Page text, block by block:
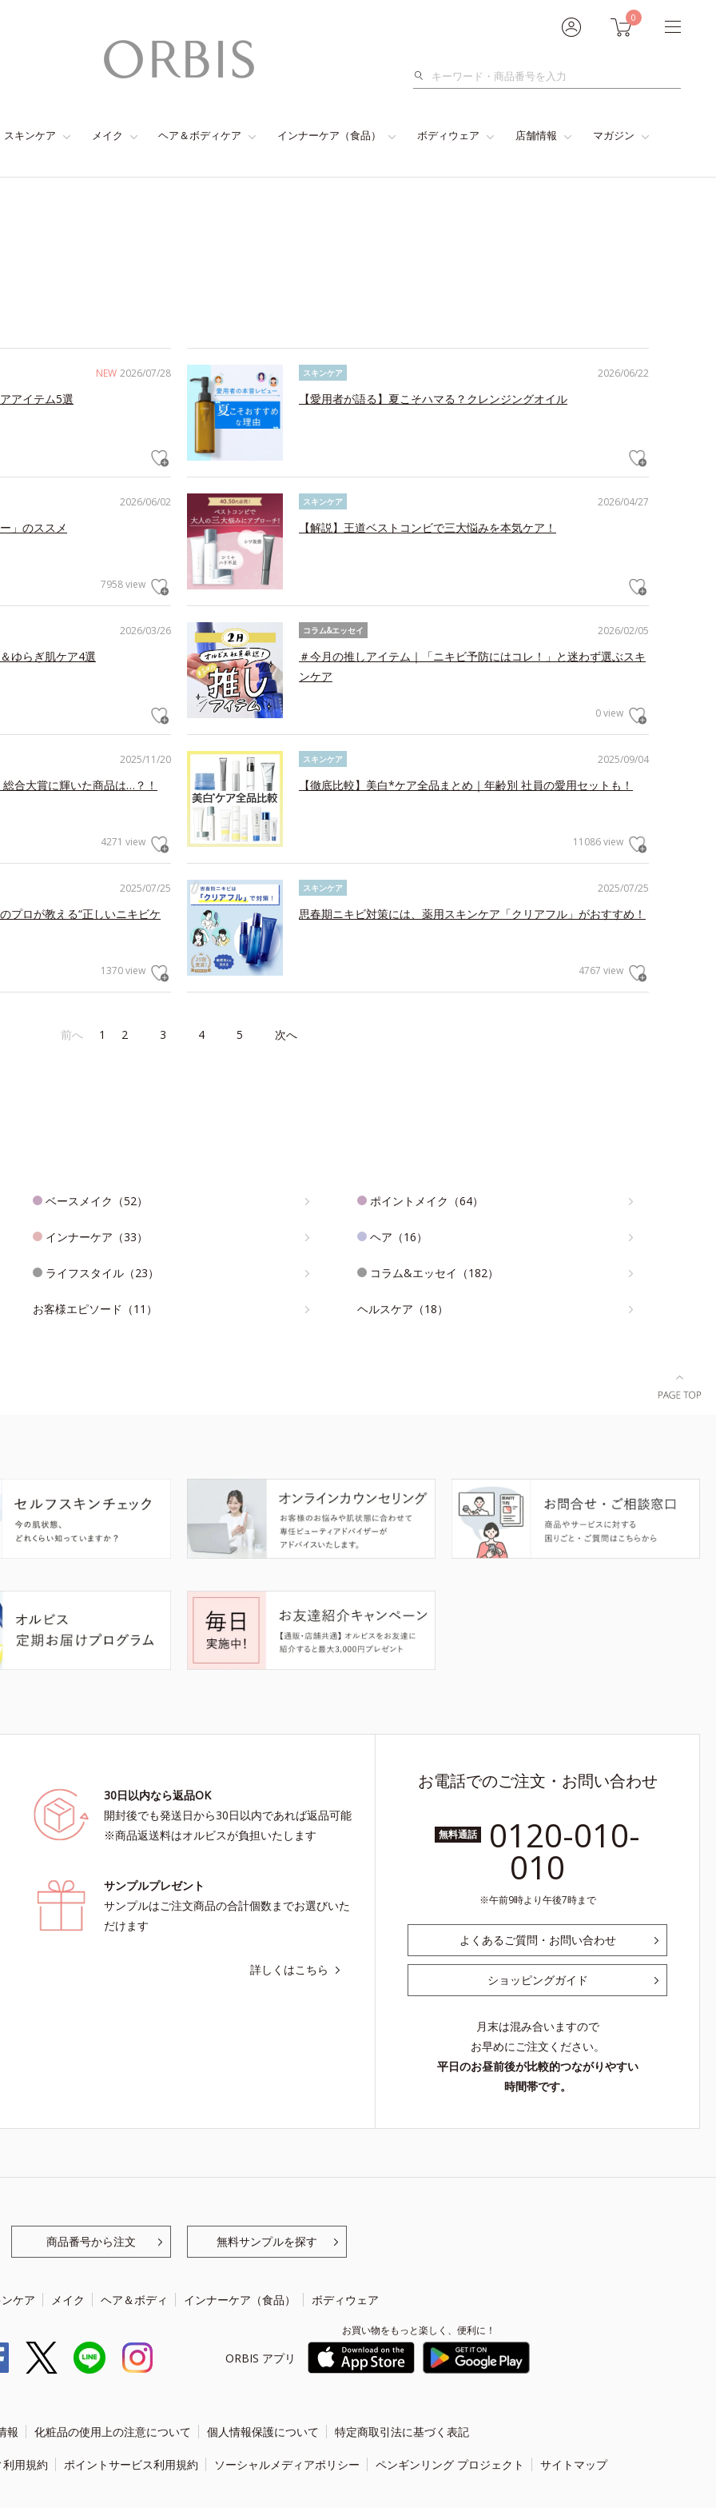
0
検
スキンケア メイク ヘア＆ボディケア インナーケア（食品） ボディウェア 店舗情報 マガジン
NEW 2026/07/28
アイテム5選
2026/06/22
スキンケア
【愛用者が語る】夏こそハマる？クレンジングオイル
2026/06/02
」のススメ
7958 view
2026/04/27
スキンケア
【解説】王道ベストコンビで三大悩みを本気ケア！
2026/03/26
ゆらぎ肌ケア4選
2026/02/05
コラム&エッセイ
＃今月の推しアイテム｜「ニキビ予防にはコレ！」と迷わず選ぶスキ
ンケア
0 view
2025/11/20
合大賞に輝いた商品は…？！
4271 view
2025/09/04
スキンケア
【徹底比較】美白*ケア全品まとめ｜年齢別 社員の愛用セットも！
11086 view
2025/07/25
プロが教える“正しいニキビケ
1370 view
2025/07/25
スキンケア
思春期ニキビ対策には、薬用スキンケア「クリアフル」がおすすめ！
4767 view
前へ 1 2 3 4 5 次へ
ベースメイク（52） ポイントメイク（64）
インナーケア（33） ヘア（16）
ライフスタイル（23） コラム&エッセイ（182）
お客様エピソード（11） ヘルスケア（18）
30日以内なら返品OK
開封後でも発送日から30日以内であれば返品可能
※商品返送料はオルビスが負担いたします
サンプルプレゼント
サンプルはご注文商品の合計個数までお選びいた
だけます
詳しくはこちら
お電話でのご注文・お問い合わせ
無料通話 0120-010-
010
午前9時より午後7時まで
よくあるご質問・お問い合わせ
ショッピングガイド
月末は混み合いますので
お早めにご注文ください。
平日のお昼前後が比較的つながりやすい
時間帯です。
商品番号から注文 無料サンプルを探す
ケア メイク ヘア＆ボディ インナーケア（食品） ボディウェア
ORBIS アプリ
お買い物をもっと楽しく、便利に！
報 化粧品の使用上の注意について 個人情報保護について 特定商取引法に基づく表記
用規約 ポイントサービス利用規約 ソーシャルメディアポリシー ペンギンリング プロジェクト サイトマップ